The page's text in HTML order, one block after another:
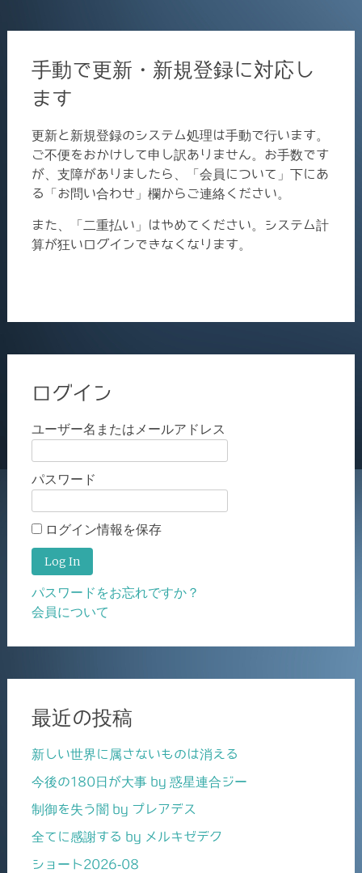
手動で更新・新規登録に対応し
ます
更新と新規登録のシステム処理は手動で行います。
ご不便をおかけして申し訳ありません。お手数です
が、支障がありましたら、「会員について」下にあ
る「お問い合わせ」欄からご連絡ください。
また、「二重払い」はやめてください。システム計
算が狂いログインできなくなります。
ログイン
ユーザー名またはメールアドレス
パスワード
ログイン情報を保存
パスワードをお忘れですか？
会員について
最近の投稿
新しい世界に属さないものは消える
今後の180日が大事 by 惑星連合ジー
制御を失う闇 by プレアデス
全てに感謝する by メルキゼデク
ショート2026-08